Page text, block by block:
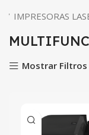
IMPRESORAS
Mostrar Filtros